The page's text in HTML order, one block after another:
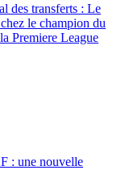
des transferts : Le
le champion du
Premiere League
: une nouvelle